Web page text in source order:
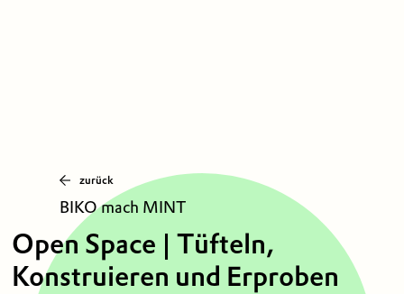
zurück
BIKO mach MINT
Open Space | Tüfteln,
Konstruieren und Erproben